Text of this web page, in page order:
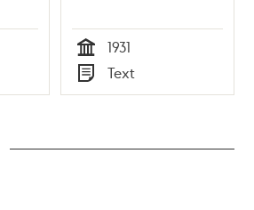
Tid
1931
Typ
Text